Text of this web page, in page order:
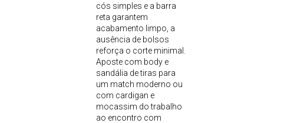
cós simples e a barra
reta garantem
acabamento limpo, a
ausência de bolsos
reforça o corte minimal.
Aposte com body e
sandália de tiras para
um match moderno ou
com cardigan e
mocassim do trabalho
ao encontro com